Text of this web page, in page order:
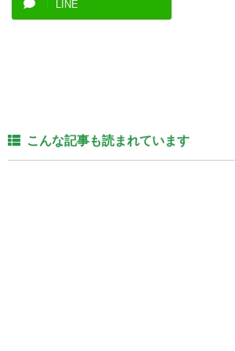
LINE
こんな記事も読まれています